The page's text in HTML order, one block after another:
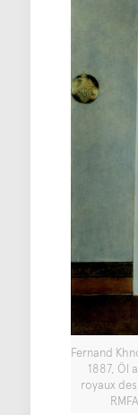
Fernand
1887, Öl
royaux